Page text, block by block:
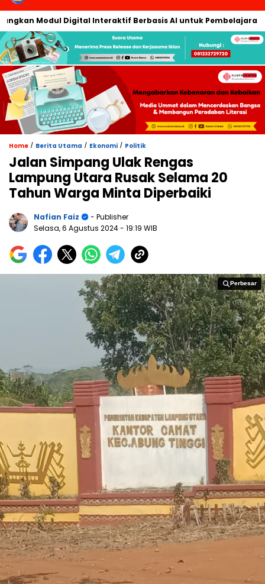
Modul Digital Interaktif Berbasis AI untuk Pembelajaran
Home / Berita Utama / Ekonomi / Politik
Jalan Simpang Ulak Rengas
Lampung Utara Rusak Selama 20
Tahun Warga Minta Diperbaiki
Nafian Faiz
- Publisher
Selasa, 6 Agustus 2024- 19:19 WIB
Perbesar
Perbesar